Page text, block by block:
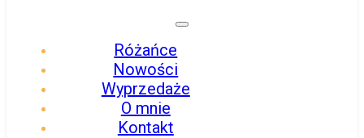
Różańce
Nowości
Wyprzedaże
O mnie
Kontakt